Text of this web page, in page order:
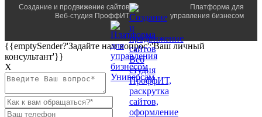
Создание и продвижение сайтов
Веб-студия ПроффИТ
Платформа для
управления бизнесом
{{emptySender?'Задайте нам вопрос':'Ваш личный
консультант'}}
Х